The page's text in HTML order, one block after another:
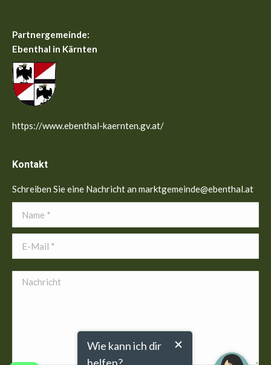
Partnergemeinde:
Ebenthal in Kärnten
https://www.ebenthal-kaernten.gv.at/
Kontakt
Schreiben Sie eine Nachricht an marktgemeinde@ebenthal.at
Name *
E-Mail *
Nachricht
Wie kann ich dir